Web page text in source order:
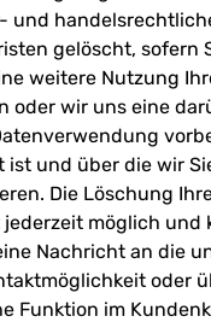
und
gelöscht, sofern
weitere Nutzung
oder wir uns eine
ist und über die wir
Die Löschung
möglich und
Nachricht an die
oder
Funktion im